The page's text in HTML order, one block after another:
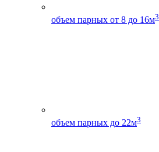
объем парных от 8 до 16м3
объем парных до 22м3